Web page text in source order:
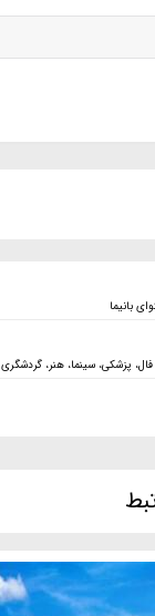
بانیما
پزشکی، سینما، هنر، گردشگری